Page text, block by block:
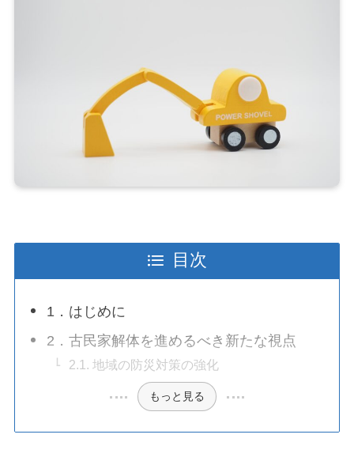
目次
1．はじめに
2．古民家解体を進めるべき新たな視点
2.1. 地域の防災対策の強化
もっと見る